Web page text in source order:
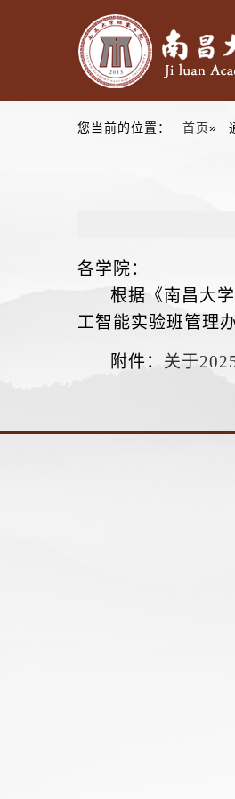
您当前的位置： 首页»
各学院：
根据 《南昌大
工智能实验班管理
附件： 关于